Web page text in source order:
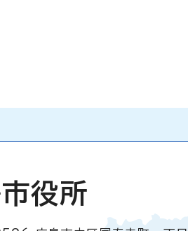
役所